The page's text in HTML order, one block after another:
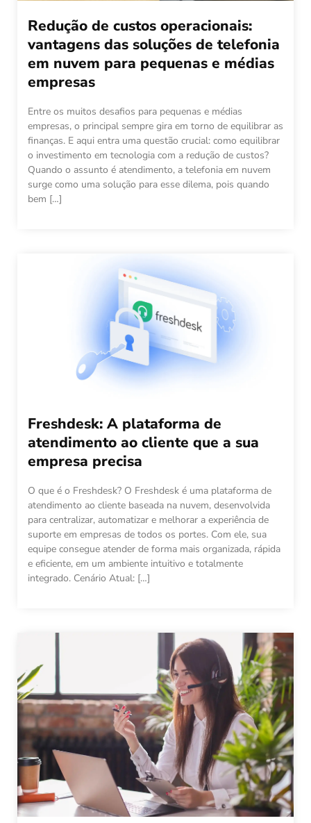
Redução de custos operacionais:
vantagens das soluções de telefonia
em nuvem para pequenas e médias
empresas
Entre os muitos desafios para pequenas e médias
empresas, o principal sempre gira em torno de equilibrar as
finanças. E aqui entra uma questão crucial: como equilibrar
o investimento em tecnologia com a redução de custos?
Quando o assunto é atendimento, a telefonia em nuvem
surge como uma solução para esse dilema, pois quando
bem […]
Freshdesk: A plataforma de
atendimento ao cliente que a sua
empresa precisa
O que é o Freshdesk? O Freshdesk é uma plataforma de
atendimento ao cliente baseada na nuvem, desenvolvida
para centralizar, automatizar e melhorar a experiência de
suporte em empresas de todos os portes. Com ele, sua
equipe consegue atender de forma mais organizada, rápida
e eficiente, em um ambiente intuitivo e totalmente
integrado. Cenário Atual: […]